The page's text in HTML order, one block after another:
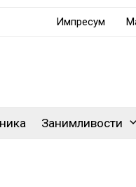
Импресум
Занимливости